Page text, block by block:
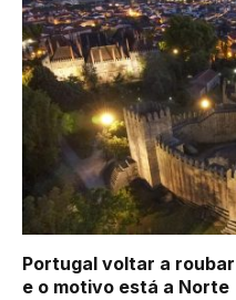
Portugal voltar a
e o motivo está a Norte